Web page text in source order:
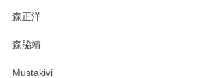
森正洋
森脇靖
Mustakivi